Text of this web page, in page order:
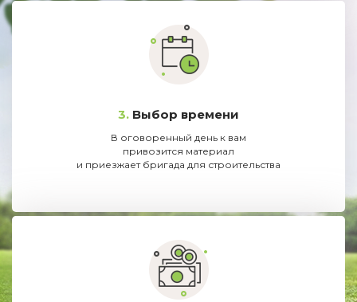
3. Выбор времени
В оговоренный день к вам
привозится материал
и приезжает бригада для строительства